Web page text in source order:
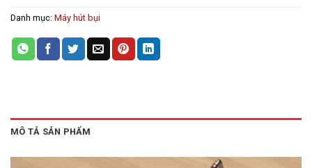
Danh mục: Máy hút bụi
MÔ TẢ SẢN PHẨM